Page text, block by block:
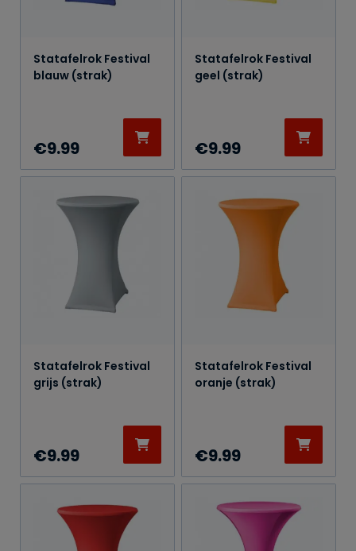
Statafelrok Festival
blauw (strak)
€9.99
Statafelrok Festival
geel (strak)
€9.99
Statafelrok Festival
grijs (strak)
€9.99
Statafelrok Festival
oranje (strak)
€9.99